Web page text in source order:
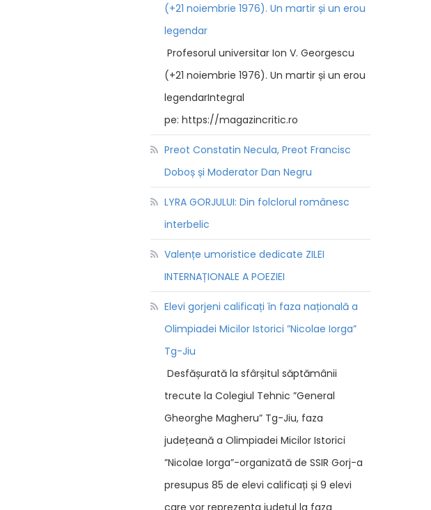
(+21 noiembrie 1976). Un martir și un erou
legendar
Profesorul universitar Ion V. Georgescu
(+21 noiembrie 1976). Un martir și un erou
legendarIntegral
pe: https://magazincritic.ro
Preot Constatin Necula, Preot Francisc
Doboș și Moderator Dan Negru
LYRA GORJULUI: Din folclorul românesc
interbelic
Valențe umoristice dedicate ZILEI
INTERNAȚIONALE A POEZIEI
Elevi gorjeni calificați în faza națională a
Olimpiadei Micilor Istorici ”Nicolae Iorga”
Tg-Jiu
Desfășurată la sfârșitul săptămânii
trecute la Colegiul Tehnic ”General
Gheorghe Magheru” Tg-Jiu, faza
județeană a Olimpiadei Micilor Istorici
”Nicolae Iorga”-organizată de SSIR Gorj-a
presupus 85 de elevi calificați și 9 elevi
care vor reprezenta județul la faza